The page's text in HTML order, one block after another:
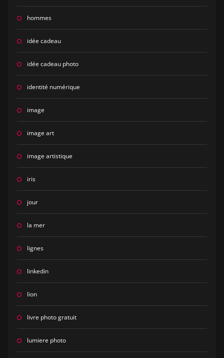
hommes
idée cadeau
idée cadeau photo
identité numérique
image
image art
image artistique
iris
jour
la mer
lignes
linkedin
lion
livre photo gratuit
lumiere photo